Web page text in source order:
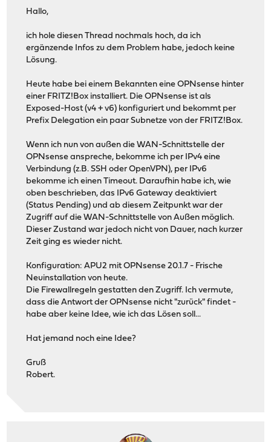
Hallo,
ich hole diesen Thread nochmals hoch, da ich
ergänzende Infos zu dem Problem habe, jedoch keine
Lösung.
Heute habe bei einem Bekannten eine OPNsense hinter
einer FRITZ!Box installiert. Die OPNsense ist als
Exposed-Host (v4 + v6) konfiguriert und bekommt per
Prefix Delegation ein paar Subnetze von der FRITZ!Box.
Wenn ich nun von außen die WAN-Schnittstelle der
OPNsense anspreche, bekomme ich per IPv4 eine
Verbindung (z.B. SSH oder OpenVPN), per IPv6
bekomme ich einen Timeout. Daraufhin habe ich, wie
oben beschrieben, das IPv6 Gateway deaktiviert
(Status Pending) und ab diesem Zeitpunkt war der
Zugriff auf die WAN-Schnittstelle von Außen möglich.
Dieser Zustand war jedoch nicht von Dauer, nach kurzer
Zeit ging es wieder nicht.
Konfiguration: APU2 mit OPNsense 20.1.7 - Frische
Neuinstallation von heute.
Die Firewallregeln gestatten den Zugriff. Ich vermute,
dass die Antwort der OPNsense nicht "zurück" findet -
habe aber keine Idee, wie ich das Lösen soll...
Hat jemand noch eine Idee?
Gruß
Robert.